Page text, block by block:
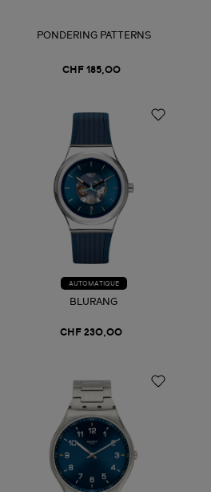
PONDERING PATTERNS
CHF 185,00
AUTOMATIQUE
BLURANG
CHF 230,00